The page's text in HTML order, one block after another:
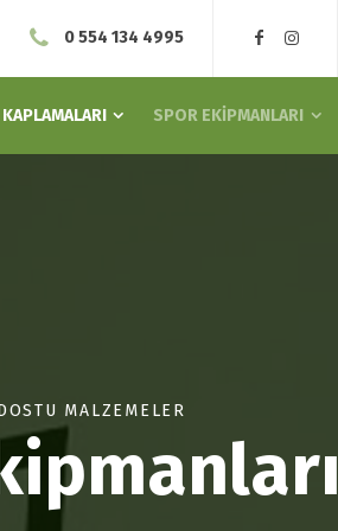
0 554 134 4995
SPOR EKİPMANLARI
MALZEMELER